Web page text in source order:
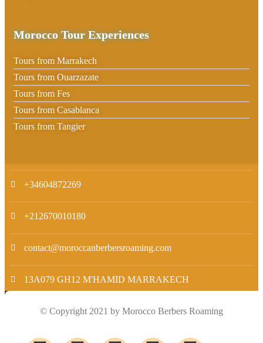
Morocco Tour Experiences
Tours from Marrakech
Tours from Ouarzazate
Tours from Fes
Tours from Casablanca
Tours from Tangier
+34604872269
+212670010180
contact@moroccanberbersroaming.com
13A079 GH12 M'HAMID MARRAKECH
© Copyright 2021 by Morocco Berbers Roaming